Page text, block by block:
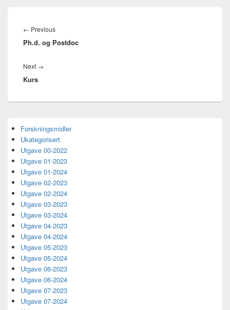
← PreviousPrevious
post:
Ph.d. og Postdoc
Next →
Kurs
Sidebar
Widget
Area
Forskningsmidler
Ukategorisert
Utgave 00-2022
Utgave 01-2023
Utgave 01-2024
Utgave 02-2023
Utgave 02-2024
Utgave 03-2023
Utgave 03-2024
Utgave 04-2023
Utgave 04-2024
Utgave 05-2023
Utgave 05-2024
Utgave 06-2023
Utgave 06-2024
Utgave 07-2023
Utgave 07-2024